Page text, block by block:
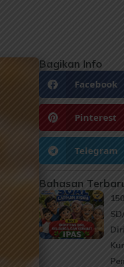
Bagikan Info
Facebook
Pinterest
Telegram
Bahasan